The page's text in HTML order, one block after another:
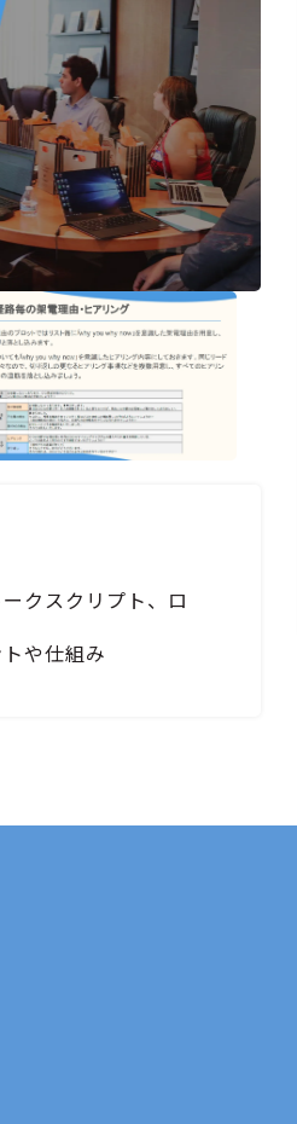
クスクリプト、ロ
や仕組み